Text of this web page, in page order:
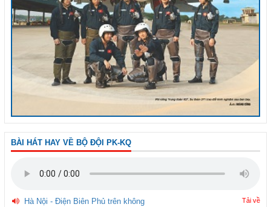
BÀI HÁT HAY VỀ BỘ ĐỘI PK-KQ
Hà Nội - Điện Biên Phủ trên không Tải về